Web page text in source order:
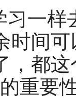
习一样
时间
，都
重要